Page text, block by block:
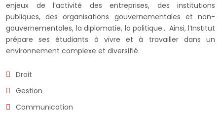
enjeux de l’activité des entreprises, des institutions
publiques, des organisations gouvernementales et non-
gouvernementales, la diplomatie, la politique… Ainsi, l’Institut
prépare ses étudiants à vivre et à travailler dans un
environnement complexe et diversifié.
Droit
Gestion
Communication